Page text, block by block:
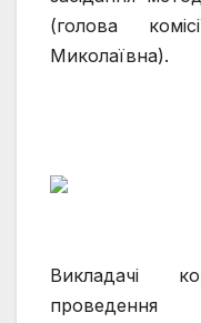
(голова
Миколаївна).
Викладачі
проведення